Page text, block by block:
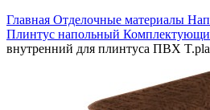
Главная Отделочные материалы
Плинтус напольный
внутренний для плинтуса ПВХ